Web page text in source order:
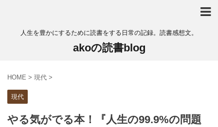
人生を豊かにするために読書をする日常の記録。読書感想文。
akoの読書blog
HOME > 現代 >
現代
やる気がでる本！『人生の99.9%の問題